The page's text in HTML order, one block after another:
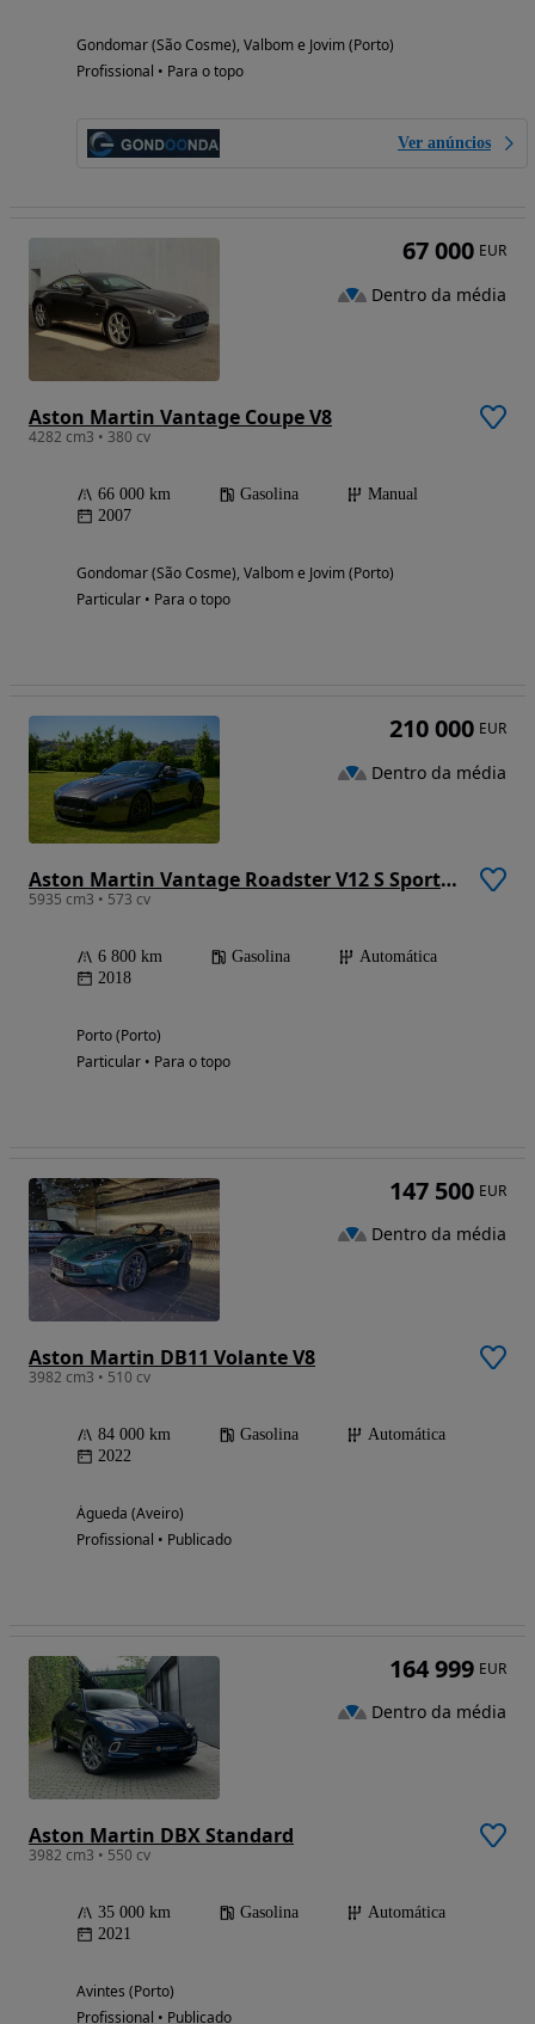
Gondomar (São Cosme), Valbom e Jovim (Porto)
Profissional • Para o topo
Ver anúncios
Aston Martin Vantage Coupe V8
4282 cm3 • 380 cv
66 000 km Gasolina
Manual
2007
Gondomar (São Cosme), Valbom e Jovim (Porto)
Particular • Para o topo
67 000 EUR
Dentro da média
Aston Martin Vantage Roadster V12 S Sportshift 3
5935 cm3 • 573 cv
6 800 km Gasolina
Automática
2018
Porto (Porto)
Particular • Para o topo
210 000 EUR
Dentro da média
Aston Martin DB11 Volante V8
3982 cm3 • 510 cv
84 000 km Gasolina
Automática
2022
Águeda (Aveiro)
Profissional • Publicado
147 500 EUR
Dentro da média
Aston Martin DBX Standard
3982 cm3 • 550 cv
35 000 km Gasolina
Automática
2021
Avintes (Porto)
Profissional • Publicado
164 999 EUR
Dentro da média